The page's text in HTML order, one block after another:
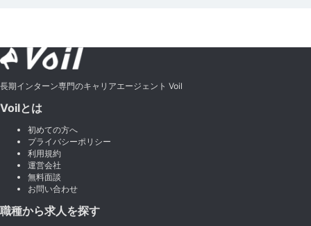
長期インターン専門のキャリアエージェント Voil
Voilとは
初めての方へ
プライバシーポリシー
利用規約
運営会社
無料面談
お問い合わせ
職種から求人を探す